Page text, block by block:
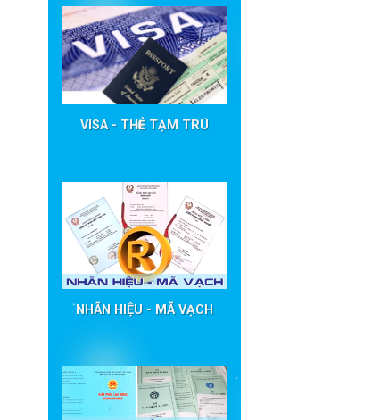
VISA - THẺ TẠM TRÚ
NHÃN HIỆU - MÃ VẠCH